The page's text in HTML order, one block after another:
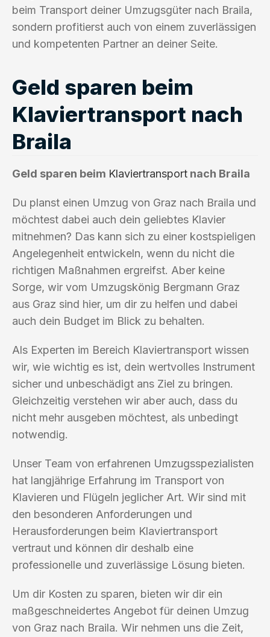
beim Transport deiner Umzugsgüter nach Braila,
sondern profitierst auch von einem zuverlässigen
und kompetenten Partner an deiner Seite.
Geld sparen beim
Klaviertransport nach
Braila
Geld sparen beim Klaviertransport nach Braila
Du planst einen Umzug von Graz nach Braila und
möchtest dabei auch dein geliebtes Klavier
mitnehmen? Das kann sich zu einer kostspieligen
Angelegenheit entwickeln, wenn du nicht die
richtigen Maßnahmen ergreifst. Aber keine
Sorge, wir vom Umzugskönig Bergmann Graz
aus Graz sind hier, um dir zu helfen und dabei
auch dein Budget im Blick zu behalten.
Als Experten im Bereich Klaviertransport wissen
wir, wie wichtig es ist, dein wertvolles Instrument
sicher und unbeschädigt ans Ziel zu bringen.
Gleichzeitig verstehen wir aber auch, dass du
nicht mehr ausgeben möchtest, als unbedingt
notwendig.
Unser Team von erfahrenen Umzugsspezialisten
hat langjährige Erfahrung im Transport von
Klavieren und Flügeln jeglicher Art. Wir sind mit
den besonderen Anforderungen und
Herausforderungen beim Klaviertransport
vertraut und können dir deshalb eine
professionelle und zuverlässige Lösung bieten.
Um dir Kosten zu sparen, bieten wir dir ein
maßgeschneidertes Angebot für deinen Umzug
von Graz nach Braila. Wir nehmen uns die Zeit,